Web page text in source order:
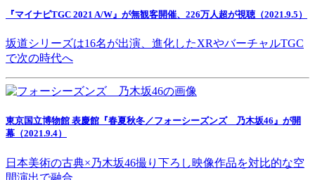
『マイナビTGC 2021 A/W』が無観客開催、226万人超が視聴（2021.9.5）
坂道シリーズは16名が出演、進化したXRやバーチャルTGC
で次の時代へ
東京国立博物館 表慶館『春夏秋冬／フォーシーズンズ 乃木坂46』が開
幕（2021.9.4）
日本美術の古典×乃木坂46撮り下ろし映像作品を対比的な空
間演出で融合